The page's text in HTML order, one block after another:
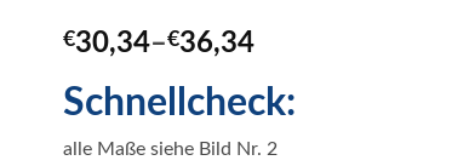
€30,34–€36,34
Schnellcheck:
alle Maße siehe Bild Nr. 2